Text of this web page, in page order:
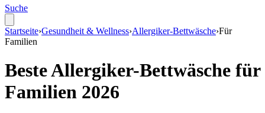
Suche
Startseite›Gesundheit & Wellness›Allergiker-Bettwäsche›Für
Familien
BesteAllergiker-Bettwäsche für
Familien 2026